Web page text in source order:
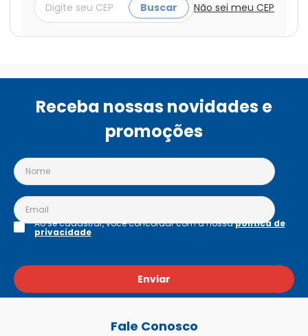
Buscar Não sei meu CEP
Receba nossas novidades e
promoções
Enviar
Ao se cadastrar, você concordar com a nossapolítica de
privacidade
Fale Conosco